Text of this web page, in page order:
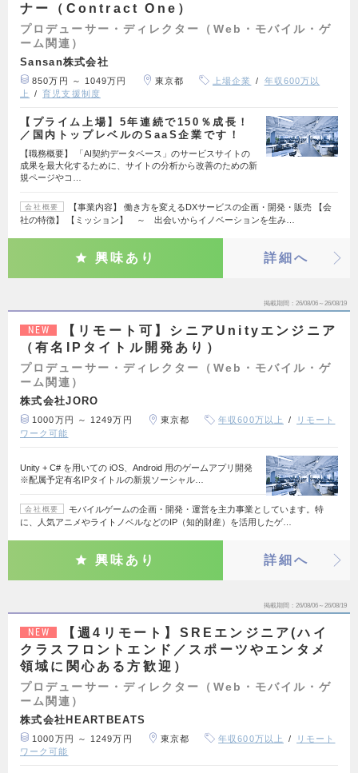
ナー（Contract One）
プロデューサー・ディレクター（Web・モバイル・ゲ
ーム関連）
Sansan株式会社
850万円 ～ 1049万円 東京都 上場企業
年収600万以
上
育児支援制度
【プライム上場】5年連続で150％成長！
／国内トップレベルのSaaS企業です！
【職務概要】 「AI契約データベース」のサービスサイトの
成果を最大化するために、サイトの分析から改善のための新
規ページやコ…
会社概要
【事業内容】 働き方を変えるDXサービスの企画・開発・販売 【会
社の特徴】 【ミッション】 ～ 出会いからイノベーションを生み…
興味あり 詳細へ
掲載期間 26/08/06～26/08/19
NEW
【リモート可】シニアUnityエンジニア
（有名IPタイトル開発あり）
プロデューサー・ディレクター（Web・モバイル・ゲ
ーム関連）
株式会社JORO
1000万円 ～ 1249万円 東京都 年収600万以上
リモート
ワーク可能
Unity + C# を用いての iOS、Android 用のゲームアプリ開発
※配属予定有名IPタイトルの新規ソーシャル…
会社概要
モバイルゲームの企画・開発・運営を主力事業としています。特
に、人気アニメやライトノベルなどのIP（知的財産）を活用したゲ…
興味あり 詳細へ
掲載期間 26/08/06～26/08/19
NEW
【週4リモート】SREエンジニア(ハイ
クラスフロントエンド／スポーツやエンタメ
領域に関心ある方歓迎）
プロデューサー・ディレクター（Web・モバイル・ゲ
ーム関連）
株式会社HEARTBEATS
1000万円 ～ 1249万円 東京都 年収600万以上
リモート
ワーク可能